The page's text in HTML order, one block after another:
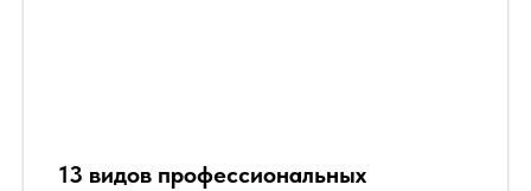
13 видов профессиональных